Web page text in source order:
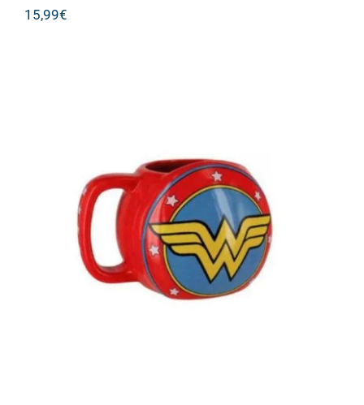
15,99€
Paladone DC Comics Wonder Woman
– Shield Κούπα Κεραμική Κόκκινη
350ml